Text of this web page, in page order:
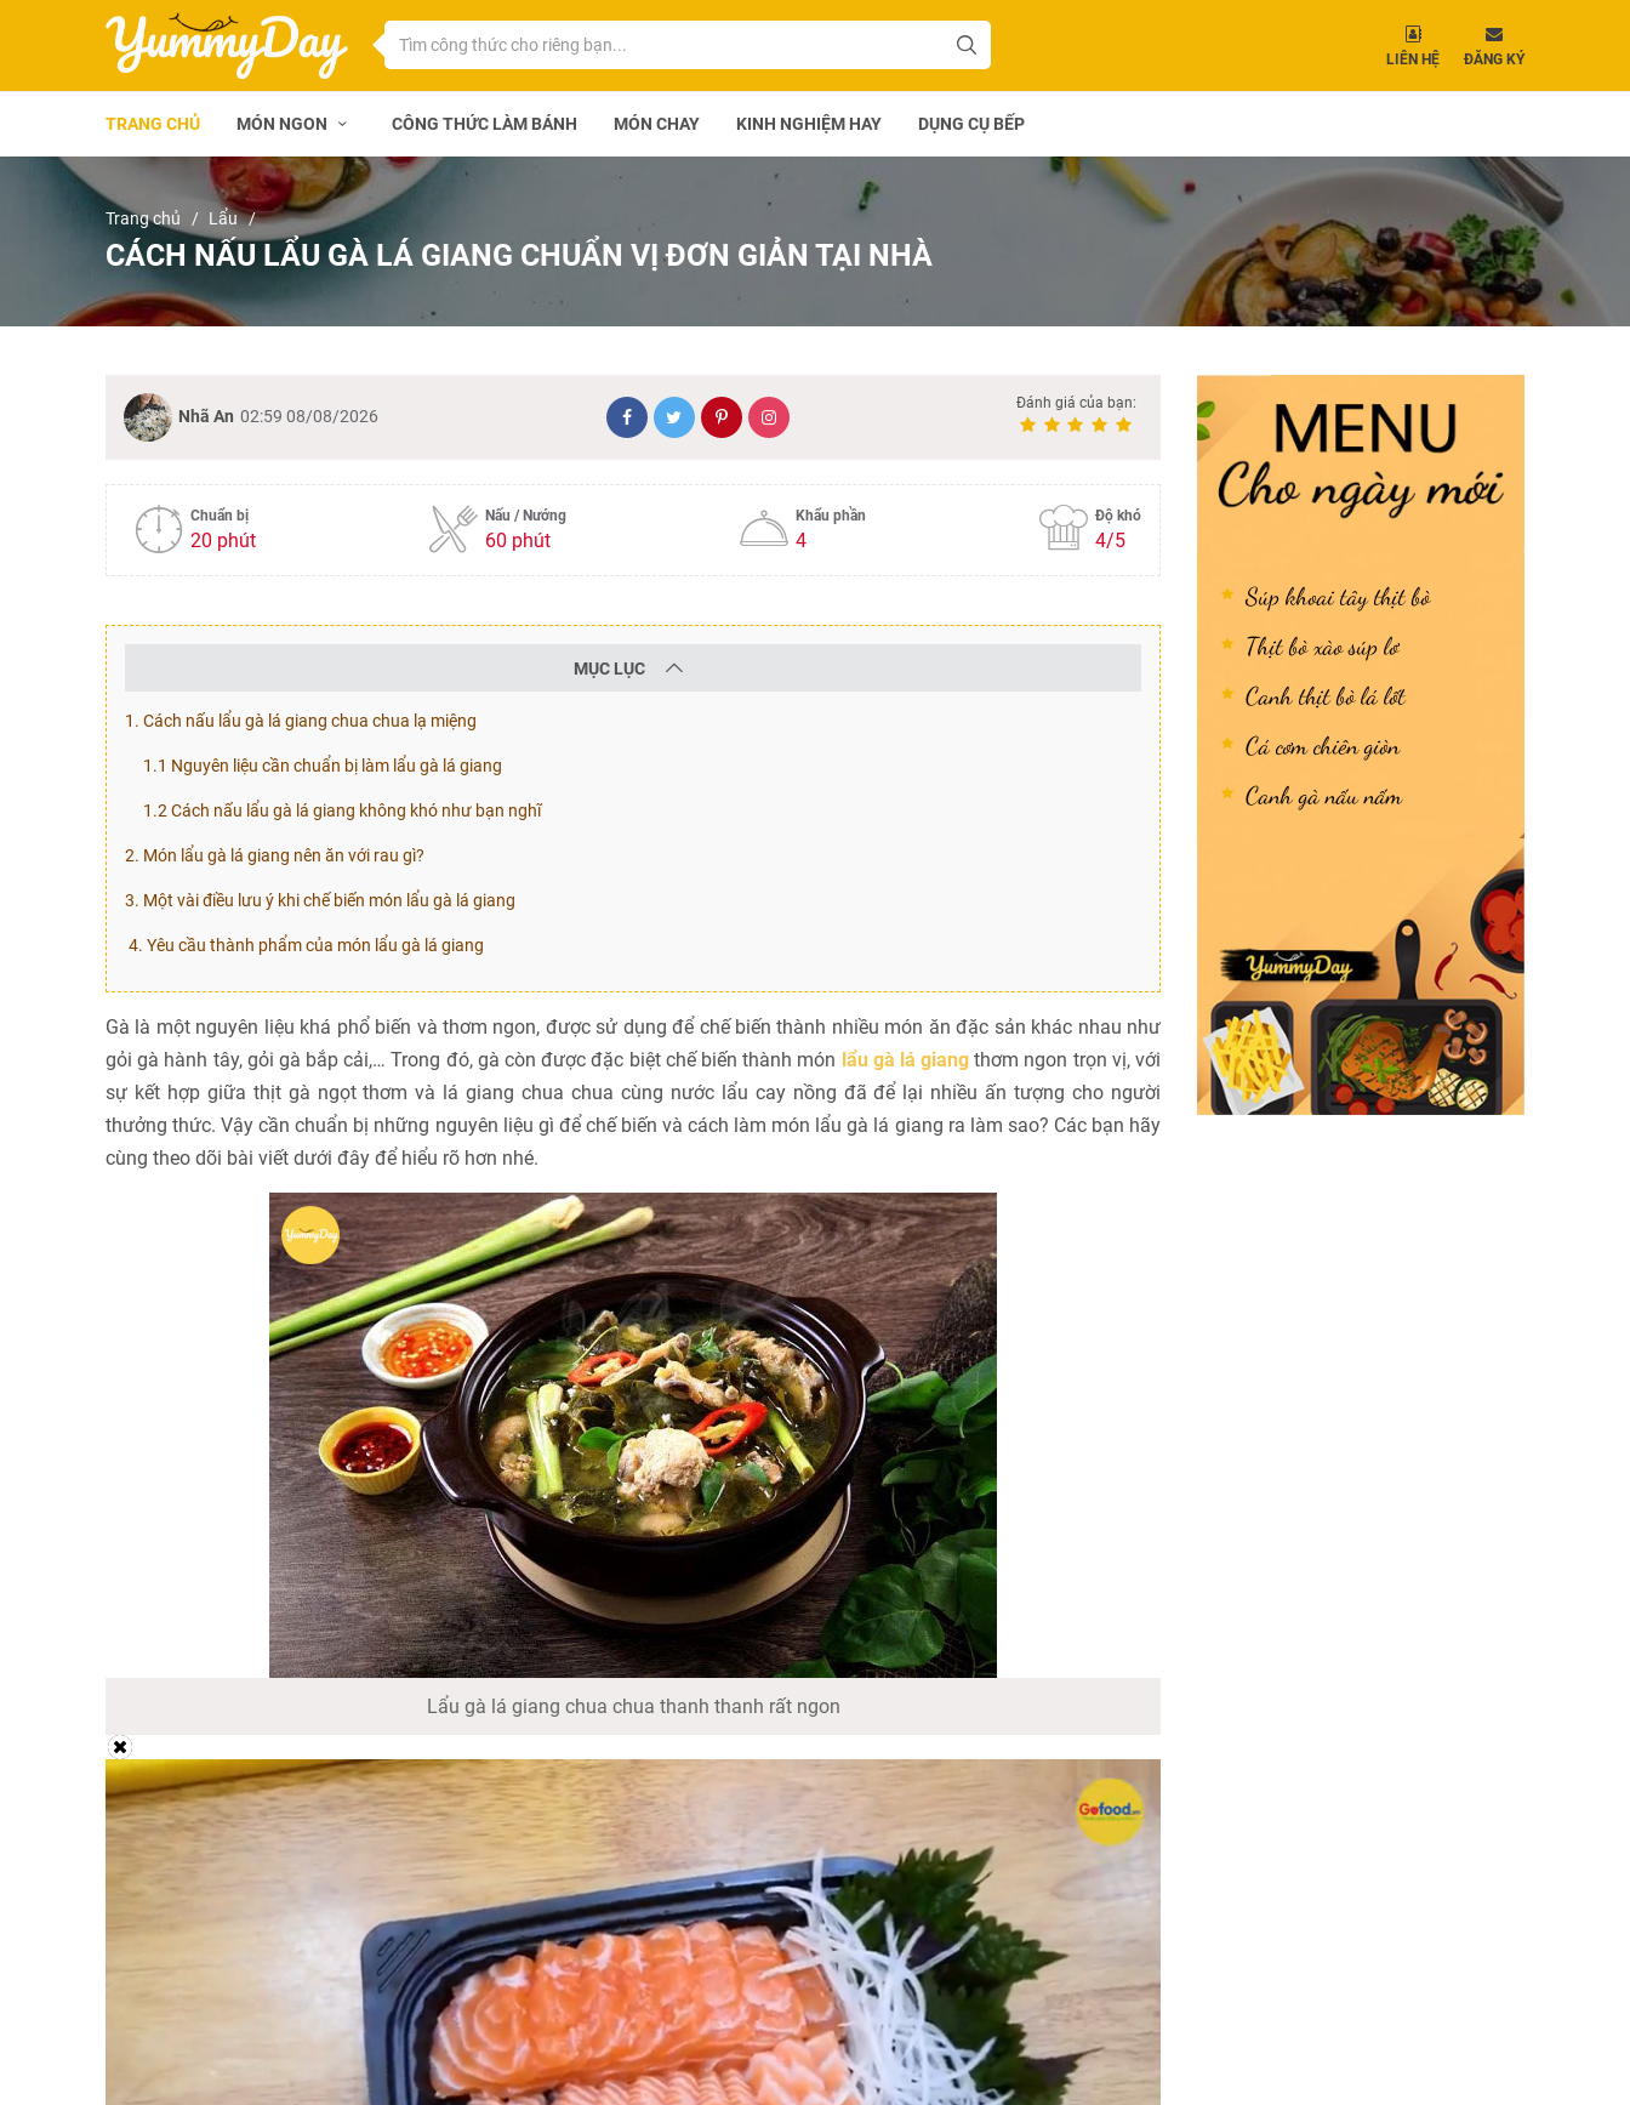
LIÊN HỆ ĐĂNG KÝ
TRANG CHỦ MÓN NGON CÔNG THỨC LÀM BÁNH MÓN CHAY KINH NGHIỆM HAY DỤNG CỤ BẾP
Trang chủ Lẩu
CÁCH NẤU LẨU GÀ LÁ GIANG CHUẨN VỊ ĐƠN GIẢN TẠI NHÀ
Nhã An 02:59 08/08/2026
Đánh giá của bạn:
Chuẩn bị
20 phút
Nấu / Nướng
60 phút
Khẩu phần
4
Độ khó
4/5
MỤC LỤC
1. Cách nấu lẩu gà lá giang chua chua lạ miệng
1.1 Nguyên liệu cần chuẩn bị làm lẩu gà lá giang
1.2 Cách nấu lẩu gà lá giang không khó như bạn nghĩ
2. Món lẩu gà lá giang nên ăn với rau gì?
3. Một vài điều lưu ý khi chế biến món lẩu gà lá giang
4. Yêu cầu thành phẩm của món lẩu gà lá giang
Gà là một nguyên liệu khá phổ biến và thơm ngon, được sử dụng để chế biến thành nhiều món ăn đặc sản khác nhau như
gỏi gà hành tây, gỏi gà bắp cải,… Trong đó, gà còn được đặc biệt chế biến thành món lẩu gà lá giang thơm ngon trọn vị, với
sự kết hợp giữa thịt gà ngọt thơm và lá giang chua chua cùng nước lẩu cay nồng đã để lại nhiều ấn tượng cho người
thưởng thức. Vậy cần chuẩn bị những nguyên liệu gì để chế biến và cách làm món lẩu gà lá giang ra làm sao? Các bạn hãy
cùng theo dõi bài viết dưới đây để hiểu rõ hơn nhé.
Lẩu gà lá giang chua chua thanh thanh rất ngon
Súp khoai tây thịt bò
Thịt bò xào súp lơ
Canh thịt bò lá lốt
Cá cơm chiên giòn
Canh gà nấu nấm